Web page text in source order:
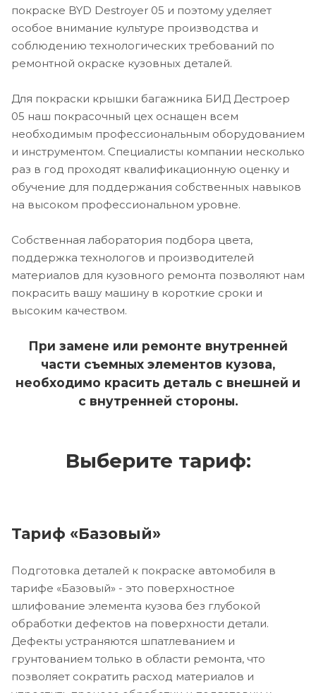
покраске BYD Destroyer 05 и поэтому уделяет
особое внимание культуре производства и
соблюдению технологических требований по
ремонтной окраске кузовных деталей.
Для покраски крышки багажника БИД Дестроер
05 наш покрасочный цех оснащен всем
необходимым профессиональным оборудованием
и инструментом. Специалисты компании несколько
раз в год проходят квалификационную оценку и
обучение для поддержания собственных навыков
на высоком профессиональном уровне.
Собственная лаборатория подбора цвета,
поддержка технологов и производителей
материалов для кузовного ремонта позволяют нам
покрасить вашу машину в короткие сроки и
высоким качеством.
При замене или ремонте внутренней
части съемных элементов кузова,
необходимо красить деталь с внешней и
с внутренней стороны.
Выберите тариф:
Тариф «Базовый»
Подготовка деталей к покраске автомобиля в
тарифе «Базовый» - это поверхностное
шлифование элемента кузова без глубокой
обработки дефектов на поверхности детали.
Дефекты устраняются шпатлеванием и
грунтованием только в области ремонта, что
позволяет сократить расход материалов и